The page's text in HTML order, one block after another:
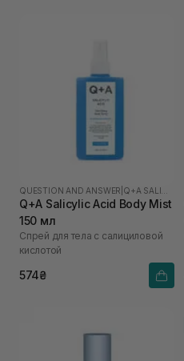
QUESTION AND ANSWER
Q+A Salicylic Acid Body Mist
150 мл
Спрей для тела с салициловой
кислотой
574₴